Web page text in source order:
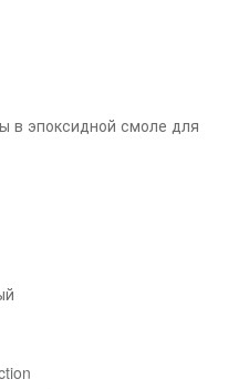
в эпоксидной смоле для